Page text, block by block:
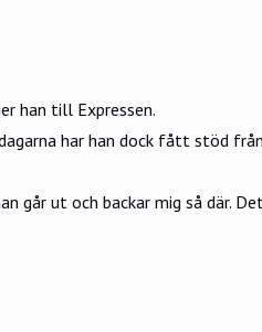
han till Expressen.
har han dock fått stöd
går ut och backar mig så där.